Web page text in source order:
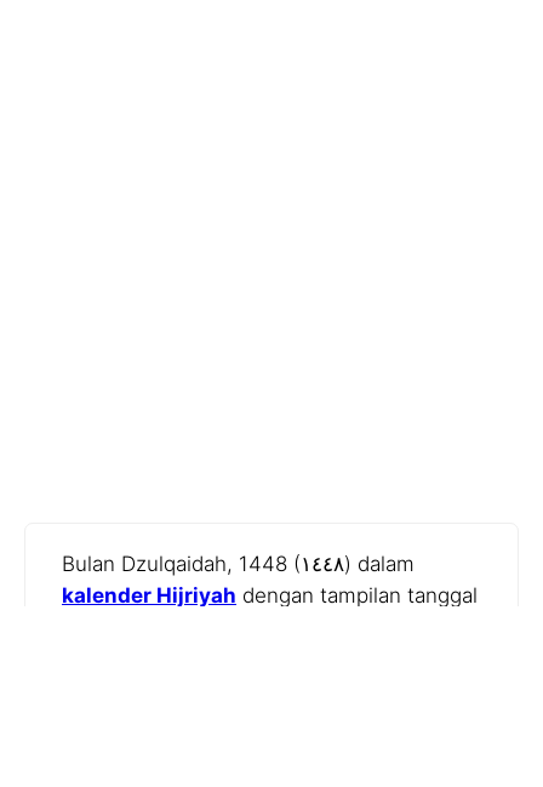
Bulan Dzulqaidah, 1448 (١٤٤٨) dalam
kalender Hijriyah dengan tampilan tanggal